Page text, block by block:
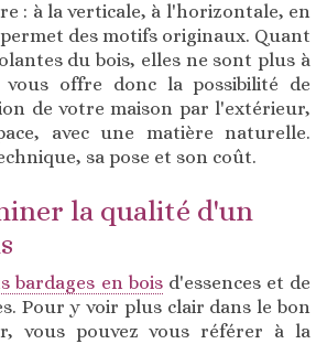
: à la verticale, à l'horizontale, en
des motifs originaux. Quant
du bois, elles ne sont plus à
vous offre donc la possibilité de
de votre maison par l'extérieur,
avec une matière naturelle.
sa pose et son coût.
la qualité d'un
bardages en boisd'essences et de
Pour y voir plus clair dans le bon
vous pouvez vous référer à la